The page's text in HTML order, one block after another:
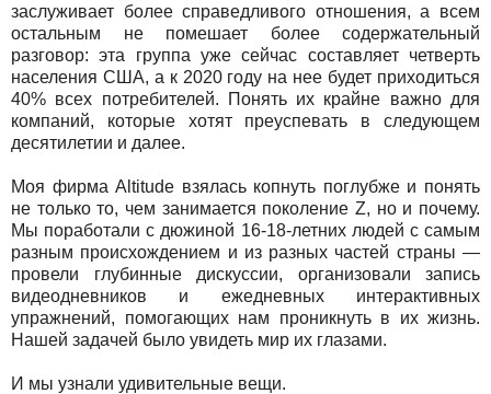
заслуживает более справедливого отношения, а всем
остальным не помешает более содержательный
разговор: эта группа уже сейчас составляет четверть
населения США, а к 2020 году на нее будет приходиться
40% всех потребителей. Понять их крайне важно для
компаний, которые хотят преуспевать в следующем
десятилетии и далее.
Моя фирма Altitude взялась копнуть поглубже и понять
не только то, чем занимается поколение Z, но и почему.
Мы поработали с дюжиной 16-18-летних людей с самым
разным происхождением и из разных частей страны —
провели глубинные дискуссии, организовали запись
видеодневников и ежедневных интерактивных
упражнений, помогающих нам проникнуть в их жизнь.
Нашей задачей было увидеть мир их глазами.
И мы узнали удивительные вещи.